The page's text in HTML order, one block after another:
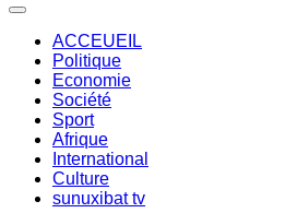
ACCEUEIL
Politique
Economie
Société
Sport
Afrique
International
Culture
sunuxibat tv